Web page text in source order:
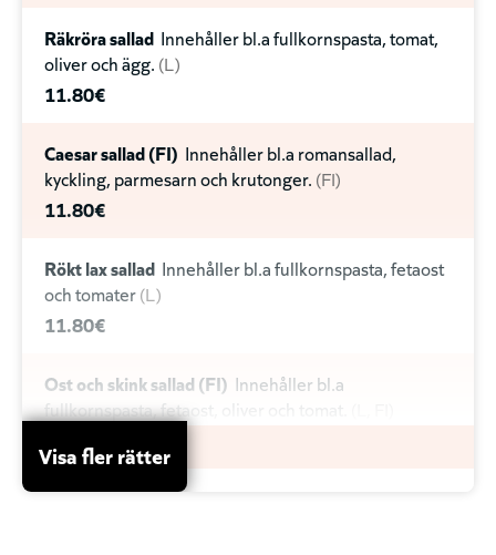
Räkröra sallad Innehåller bl.a fullkornspasta, tomat,
oliver och ägg. L
11.80€
Caesar sallad (FI) Innehåller bl.a romansallad,
kyckling, parmesarn och krutonger. FI
11.80€
Rökt lax sallad Innehåller bl.a fullkornspasta, fetaost
och tomater L
11.80€
Ost och skink sallad (FI) Innehåller bl.a
fullkornspasta, fetaost, oliver och tomat.
Rödbeta och chevre sallad
Visa fler rätter